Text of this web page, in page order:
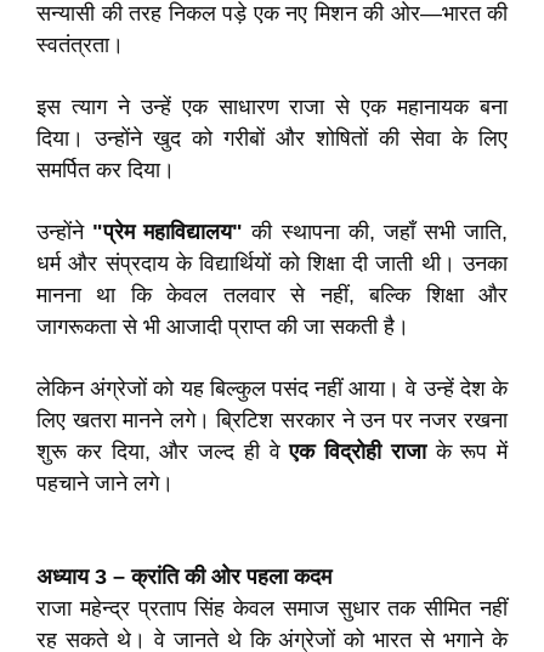
सन्यासी की तरह निकल पड़े एक नए मिशन की ओर—भारत की
स्वतंत्रता।
इस त्याग ने उन्हें एक साधारण राजा से एक महानायक बना
दिया। उन्होंने खुद को गरीबों और शोषितों की सेवा के लिए
समर्पित कर दिया।
उन्होंने "प्रेम महाविद्यालय" की स्थापना की, जहाँ सभी जाति,
धर्म और संप्रदाय के विद्यार्थियों को शिक्षा दी जाती थी। उनका
मानना था कि केवल तलवार से नहीं, बल्कि शिक्षा और
जागरूकता से भी आजादी प्राप्त की जा सकती है।
लेकिन अंग्रेजों को यह बिल्कुल पसंद नहीं आया। वे उन्हें देश के
लिए खतरा मानने लगे। ब्रिटिश सरकार ने उन पर नजर रखना
शुरू कर दिया, और जल्द ही वेएक विद्रोही राजाके रूप में
पहचाने जाने लगे।
अध्याय 3 – क्रांति की ओर पहला कदम
राजा महेन्द्र प्रताप सिंह केवल समाज सुधार तक सीमित नहीं
रह सकते थे। वे जानते थे कि अंग्रेजों को भारत से भगाने के